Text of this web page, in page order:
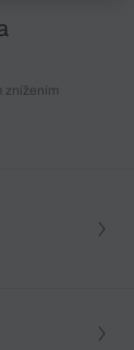
znížením